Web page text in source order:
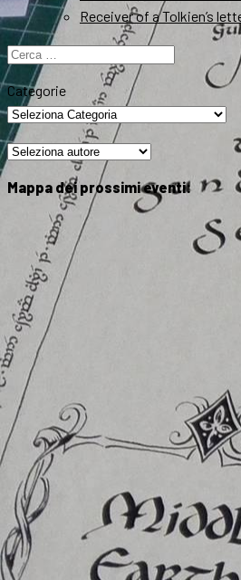
Receiver of a Tolkien’s
Ricerca
per:
Categorie
Mappa dei prossimi eventi: